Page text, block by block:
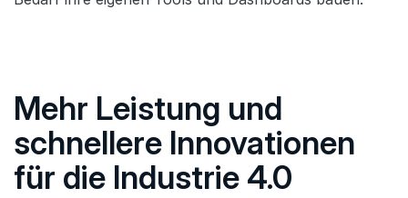
Mehr Leistung und
schnellere Innovationen
für die Industrie 4.0